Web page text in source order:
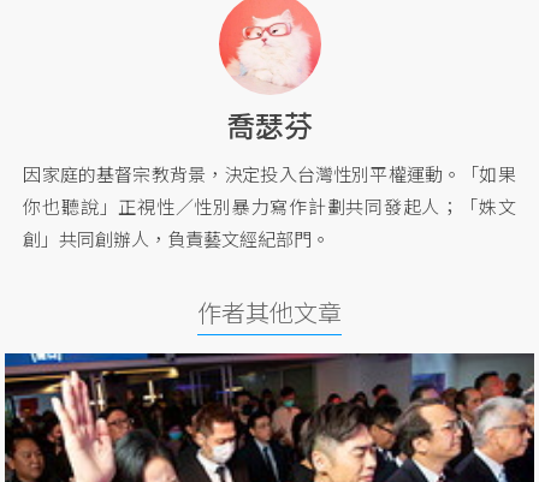
喬瑟芬
因家庭的基督宗教背景，決定投入台灣性別平權運動。「如果
你也聽說」正視性／性別暴力寫作計劃共同發起人；「姝文
創」共同創辦人，負責藝文經紀部門。
作者其他文章